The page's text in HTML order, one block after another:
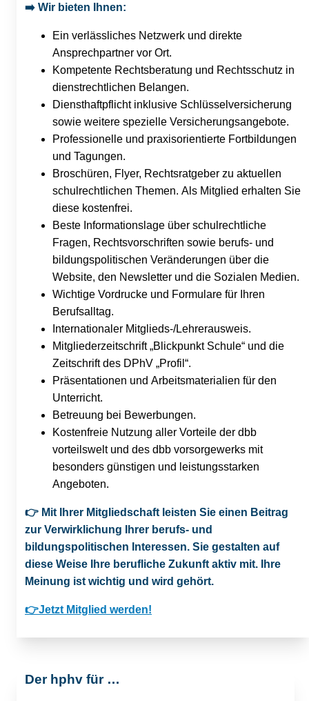
➡️ Wir bieten Ihnen:
Ein verlässliches Netzwerk und direkte
Ansprechpartner vor Ort.
Kompetente Rechtsberatung und Rechtsschutz in
dienstrechtlichen Belangen.
Diensthaftpflicht inklusive Schlüsselversicherung
sowie weitere spezielle Versicherungsangebote.
Professionelle und praxisorientierte Fortbildungen
und Tagungen.
Broschüren, Flyer, Rechtsratgeber zu aktuellen
schulrechtlichen Themen. Als Mitglied erhalten Sie
diese kostenfrei.
Beste Informationslage über schulrechtliche
Fragen, Rechtsvorschriften sowie berufs- und
bildungspolitischen Veränderungen über die
Website, den Newsletter und die Sozialen Medien.
Wichtige Vordrucke und Formulare für Ihren
Berufsalltag.
Internationaler Mitglieds-/Lehrerausweis.
Mitgliederzeitschrift „Blickpunkt Schule“ und die
Zeitschrift des DPhV „Profil“.
Präsentationen und Arbeitsmaterialien für den
Unterricht.
Betreuung bei Bewerbungen.
Kostenfreie Nutzung aller Vorteile der dbb
vorteilswelt und des dbb vorsorgewerks mit
besonders günstigen und leistungsstarken
Angeboten.
👉 Mit Ihrer Mitgliedschaft leisten Sie einen Beitrag
zur Verwirklichung Ihrer berufs- und
bildungspolitischen Interessen. Sie gestalten auf
diese Weise Ihre berufliche Zukunft aktiv mit. Ihre
Meinung ist wichtig und wird gehört.
👉Jetzt Mitglied werden!
Der hphv für …